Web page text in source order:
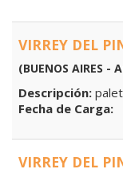
VIRREY DEL
(BUENOS AIRES
Descripción:
Fecha de Carga:
VIRREY DEL